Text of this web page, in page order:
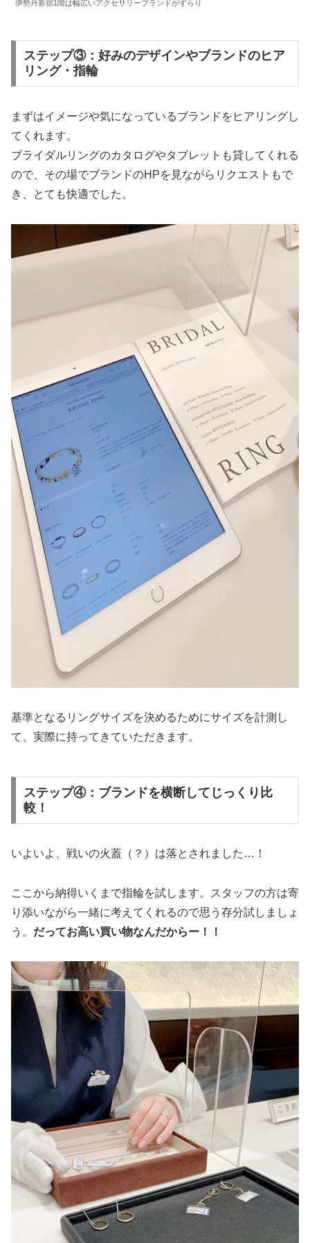
伊勢丹新宿1階は幅広いアクセサリーブランドがずらり
ステップ③：好みのデザインやブランドのヒア
リング・指輪
まずはイメージや気になっているブランドをヒアリングし
てくれます。
ブライダルリングのカタログやタブレットも貸してくれる
ので、その場でブランドのHPを見ながらリクエストもで
き、とても快適でした。
基準となるリングサイズを決めるためにサイズを計測し
て、実際に持ってきていただきます。
ステップ④：ブランドを横断してじっくり比
較！
いよいよ、戦いの火蓋（？）は落とされました…！
ここから納得いくまで指輪を試します。スタッフの方は寄
り添いながら一緒に考えてくれるので思う存分試しましょ
う。 だってお高い買い物なんだからー！！